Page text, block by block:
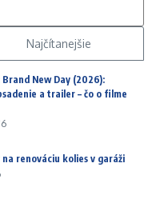
Najčítanejšie
New Day (2026):
a trailer – čo o filme
renováciu kolies v garáži